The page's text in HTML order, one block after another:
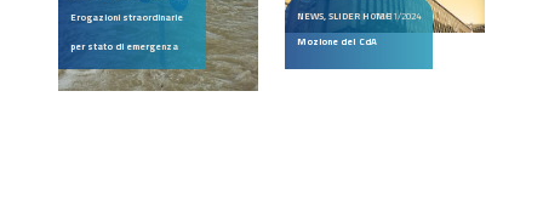
Erogazioni straordinarie
per stato di emergenza
NEWS, SLIDER HOME13/11/2024
Mozione del CdA